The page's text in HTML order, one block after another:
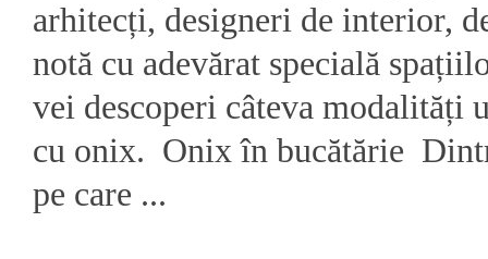
arhitecți, designeri de interior,
notă cu adevărat specială
vei descoperi câteva modalități
cu onix. Onix în bucătărie
pe care ...